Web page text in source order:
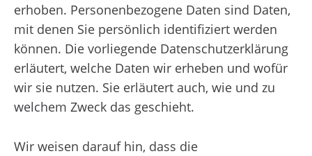
erhoben. Personenbezogene Daten sind Daten,
mit denen Sie persönlich identifiziert werden
können. Die vorliegende Datenschutzerklärung
erläutert, welche Daten wir erheben und wofür
wir sie nutzen. Sie erläutert auch, wie und zu
welchem Zweck das geschieht.
Wir weisen darauf hin, dass die